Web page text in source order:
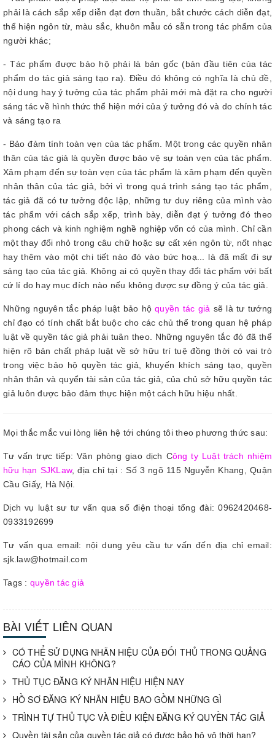
phải là cách sắp xếp diễn đạt đơn thuần, bắt chước cách diễn đạt,
thể hiện ngôn từ, màu sắc, khuôn mẫu có sẵn trong tác phẩm của
người khác;
- Tác phẩm được bảo hộ phải là bản gốc (bản đầu tiên của tác
phẩm do tác giả sáng tạo ra). Điều đó không có nghĩa là chủ đề,
nội dung hay ý tưởng của tác phẩm phải mới mà đặt ra cho người
sáng tác về hình thức thể hiện mới của ý tưởng đó và do chính tác
và sáng tạo ra
- Bảo đảm tính toàn vẹn của tác phẩm. Một trong các quyền nhân
thân của tác giả là quyền được bảo vệ sự toàn vẹn của tác phẩm.
Xâm phạm đến sự toàn vẹn của tác phẩm là xâm phạm đến quyền
nhân thân của tác giả, bởi vì trong quá trình sáng tạo tác phẩm,
tác giả đã có tư tưởng độc lập, những tư duy riêng của mình vào
tác phẩm với cách sắp xếp, trình bày, diễn đạt ý tưởng đó theo
phong cách và kinh nghiệm nghề nghiệp vốn có của mình. Chỉ cần
một thay đổi nhỏ trong câu chữ hoặc sự cất xén ngôn từ, nốt nhạc
hay thêm vào một chi tiết nào đó vào bức hoạ... là đã mất đi sự
sáng tạo của tác giả. Không ai có quyền thay đổi tác phẩm với bất
cứ lí do hay mục đích nào nếu không được sự đồng ý của tác giả.
Những nguyên tắc pháp luật bảo hộquyền tác giả sẽ là tư tướng
chỉ đạo có tính chất bắt buộc cho các chủ thể trong quan hệ pháp
luật về quyền tác giả phải tuân theo. Những nguyên tắc đó đã thể
hiện rõ bản chất pháp luật về sở hữu trí tuệ đồng thời có vai trò
trong việc bảo hộ quyền tác giả, khuyến khích sáng tạo, quyền
nhân thân và quyển tài sản của tác giả, của chủ sở hữu quyền tác
giả luôn được bảo đảm thực hiện một cách hữu hiệu nhất.
Mọi thắc mắc vui lòng liên hệ tới chúng tôi theo phương thức sau:
Tư vấn trực tiếp: Văn phòng giao dịch Công ty Luật trách nhiệm
hữu hạn SJKLaw, địa chỉ tại : Số 3 ngõ 115 Nguyễn Khang, Quận
Cầu Giấy, Hà Nội.
Dịch vụ luật sư tư vấn qua số điện thoại tổng đài: 0962420468-
0933192699
Tư vấn qua email: nội dung yêu cầu tư vấn đến địa chỉ email:
sjk.law@hotmail.com
Tags : quyền tác giả
BÀI VIẾT LIÊN QUAN
CÓ THỂ SỬ DỤNG NHÃN HIỆU CỦA ĐỐI THỦ TRONG QUẢNG
CÁO CỦA MÌNH KHÔNG?
THỦ TỤC ĐĂNG KÝ NHÃN HIỆU HIỆN NAY
HỒ SƠ ĐĂNG KÝ NHÃN HIỆU BAO GỒM NHỮNG GÌ
TRÌNH TỰ THỦ TỤC VÀ ĐIỀU KIỆN ĐĂNG KÝ QUYỀN TÁC GIẢ
Quyền tài sản của quyền tác giả có được bảo hộ vô thời hạn?